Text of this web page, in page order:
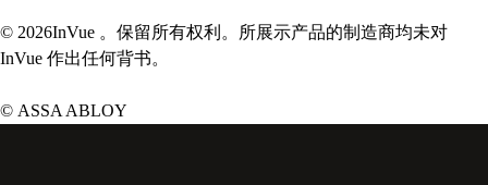
© 2026InVue 。保留所有权利。所展示产品的制造商均未对
InVue 作出任何背书。
© ASSA ABLOY